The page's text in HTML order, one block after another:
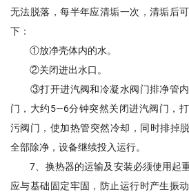
无法脱落，每半年应清垢一次，清垢后
下：
①放净壳体内的水。
②关闭进出水口。
③打开进汽阀和冷凝水阀门排净管内
门，大约5—6分钟突然关闭进汽阀门，
污阀门，使加热管突然冷却，同时排掉
全部除净，设备继续投入运行。
7、换热器的运输及安装必须使用起
应与基础固定牢固，防止运行时产生振